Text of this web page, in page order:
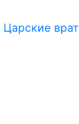
Царские